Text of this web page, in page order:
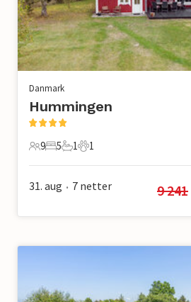
Danmark
Hummingen
9 Gjester
9
5 Soverom
5
1 Bad
1
1 Kjæledyr
1
31. aug • 7 netter 9 241